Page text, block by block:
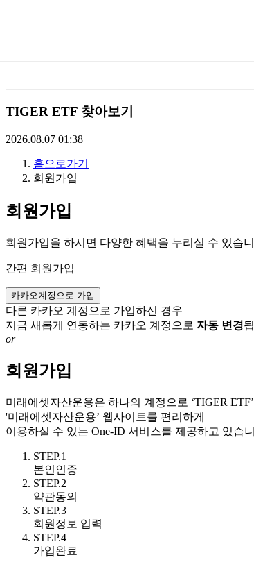
에
셋
TIGERETF
TIGER ETF 찾아보기
2026.08.07 01:38
홈으로가기
회원가입
회원가입
회원가입을 하시면 다양한 혜택을 누리실 수 있습
간편 회원가입
카카오계정으로 가입
다른 카카오 계정으로 가입하신 경우
지금 새롭게 연동하는 카카오 계정으로 자동 변경
or
회원가입
미래에셋자산운용은 하나의 계정으로 ‘TIGER ETF’
'미래에셋자산운용’ 웹사이트를 편리하게
이용하실 수 있는 One-ID 서비스를 제공하고 있습
STEP.1
본인인증
STEP.2
약관동의
STEP.3
회원정보 입력
STEP.4
가입완료